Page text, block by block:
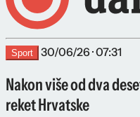
Sport 30/06/26 · 07:31
Nakon više od dva
reket Hrvatske